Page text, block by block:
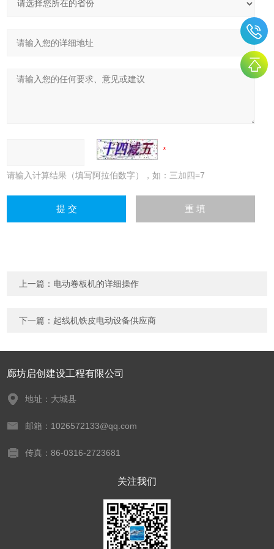
请输入计算结果（填写阿拉伯数字），如：三加四=7
上一篇： 电动卷板机的详细操作
下一篇： 起线机铁皮电动设备供应商
廊坊启创建设工程有限公司
地址：大城县
邮箱：1026572133@qq.com
传真：86-0316-2723681
关注我们